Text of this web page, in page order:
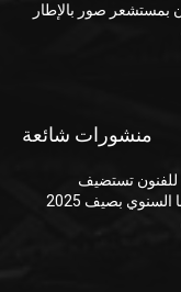
بمستشعر صور بالإطار
منشورات شائعة
للفنون تستضيف
النسخة الثالثة من معرضها السنوي بصيف 2025